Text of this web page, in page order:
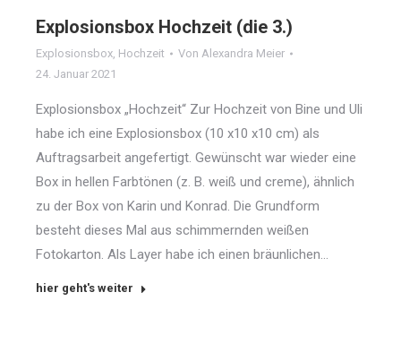
Explosionsbox Hochzeit (die 3.)
Explosionsbox, Hochzeit Von Alexandra Meier
24. Januar 2021
Explosionsbox „Hochzeit“ Zur Hochzeit von Bine und Uli
habe ich eine Explosionsbox (10 x10 x10 cm) als
Auftragsarbeit angefertigt. Gewünscht war wieder eine
Box in hellen Farbtönen (z. B. weiß und creme), ähnlich
zu der Box von Karin und Konrad. Die Grundform
besteht dieses Mal aus schimmernden weißen
Fotokarton. Als Layer habe ich einen bräunlichen…
hier geht's weiter